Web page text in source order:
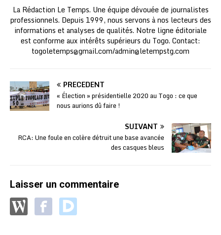
La Rédaction Le Temps. Une équipe dévouée de journalistes
professionnels. Depuis 1999, nous servons à nos lecteurs des
informations et analyses de qualités. Notre ligne éditoriale
est conforme aux intérêts supérieurs du Togo. Contact:
togoletemps@gmail.com/admin@letempstg.com
PRÉCÉDENT
« Élection » présidentielle 2020 au Togo : ce que
nous aurions dû faire !
SUIVANT
RCA: Une foule en colère détruit une base avancée
des casques bleus
Laisser un commentaire